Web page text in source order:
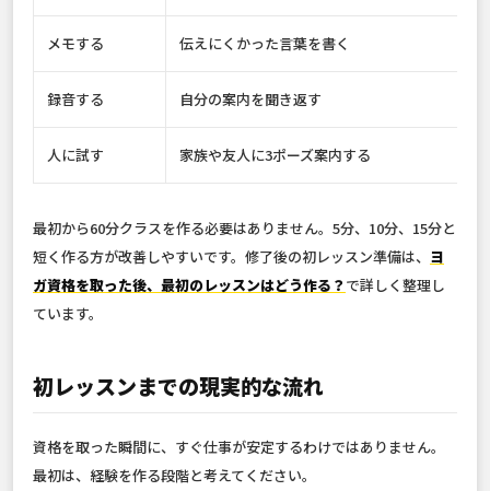
メモする 伝えにくかった言葉を書く
録音する 自分の案内を聞き返す
人に試す 家族や友人に3ポーズ案内する
最初から60分クラスを作る必要はありません。5分、10分、15分と
短く作る方が改善しやすいです。修了後の初レッスン準備は、 ヨ
ガ資格を取った後、最初のレッスンはどう作る？ で詳しく整理し
ています。
初レッスンまでの現実的な流れ
資格を取った瞬間に、すぐ仕事が安定するわけではありません。
最初は、経験を作る段階と考えてください。